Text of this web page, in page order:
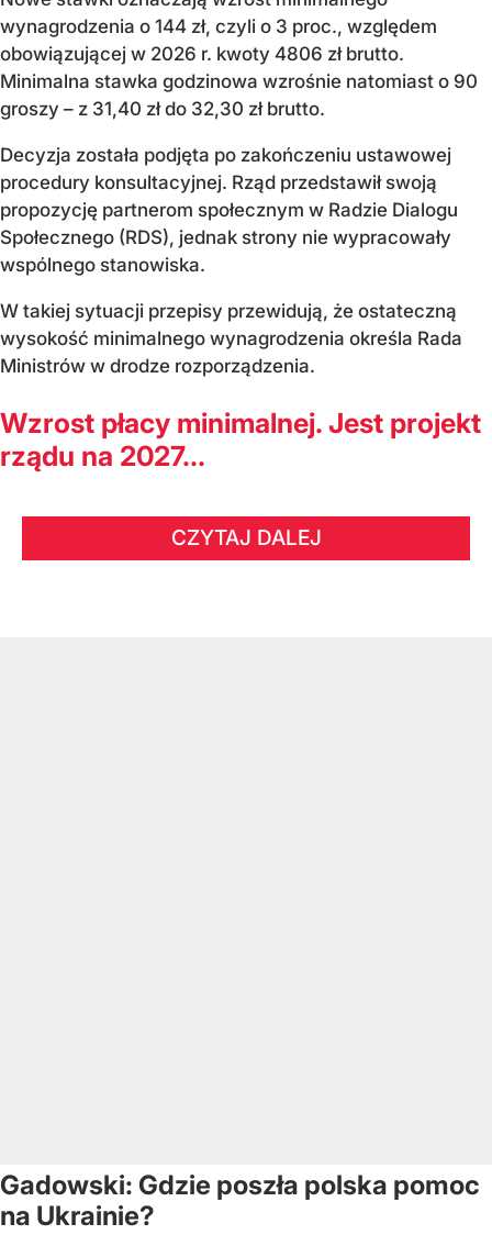
wynagrodzenia o 144 zł, czyli o 3 proc., względem
obowiązującej w 2026 r. kwoty 4806 zł brutto.
Minimalna stawka godzinowa wzrośnie natomiast o 90
groszy – z 31,40 zł do 32,30 zł brutto.
Decyzja została podjęta po zakończeniu ustawowej
procedury konsultacyjnej. Rząd przedstawił swoją
propozycję partnerom społecznym w Radzie Dialogu
Społecznego (RDS), jednak strony nie wypracowały
wspólnego stanowiska.
W takiej sytuacji przepisy przewidują, że ostateczną
wysokość minimalnego wynagrodzenia określa Rada
Ministrów w drodze rozporządzenia.
Wzrost płacy minimalnej. Jest projekt
rządu na 2027...
CZYTAJ DALEJ
Gadowski: Gdzie poszła polska pomoc
na Ukrainie?